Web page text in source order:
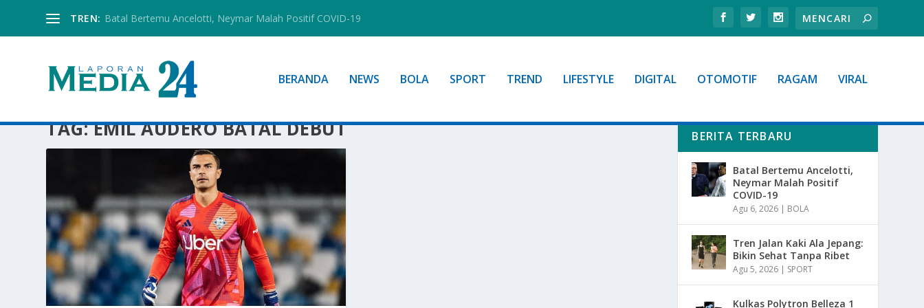
TREN: Batal Bertemu Ancelotti, Neymar Malah Positif COVID-19
BERANDA NEWS BOLA SPORT TREND LIFESTYLE DIGITAL OTOMOTIF RAGAM VIRAL
TAG:EMIL AUDERO BATAL DEBUT BERITA TERBARU
Batal Bertemu Ancelotti,
Neymar Malah Positif
COVID-19
Agu 6, 2026 | BOLA
Tren Jalan Kaki Ala Jepang:
Bikin Sehat Tanpa Ribet
Agu 5, 2026 | SPORT
Kulkas Polytron Belleza 1